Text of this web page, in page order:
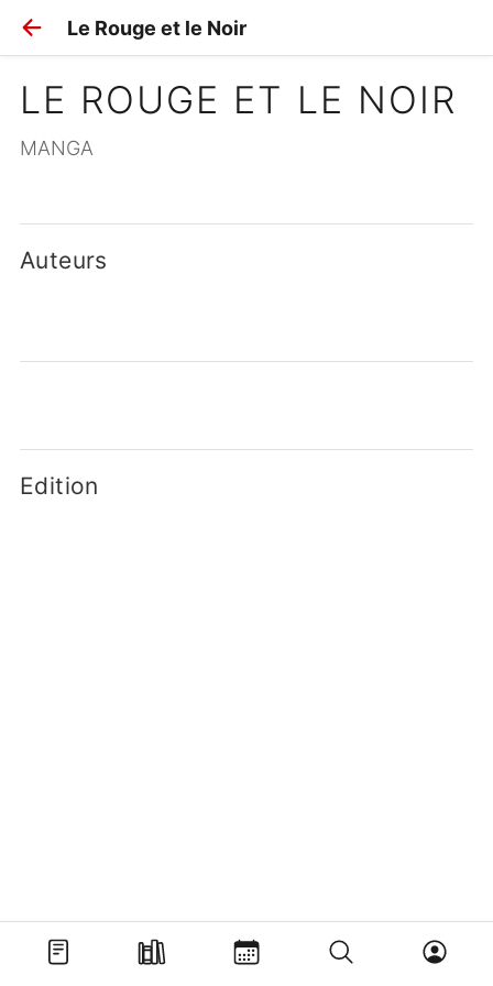
Le Rouge et le Noir
LE ROUGE ET LE NOIR
MANGA
Auteurs
Edition